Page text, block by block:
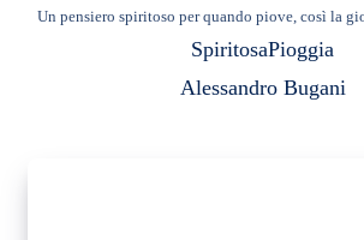
Un pensiero spiritoso per quando piove, così la
SpiritosaPioggia
Alessandro Bugani